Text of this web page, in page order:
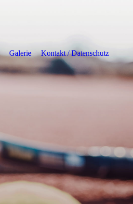
Galerie Kontakt / Datenschutz